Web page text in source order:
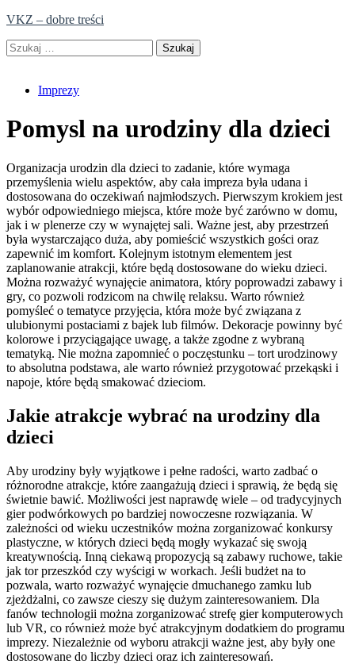
Skip
content
VKZ – dobre treści
Szukaj:
Imprezy
Pomysl na urodziny dla dzieci
Organizacja urodzin dla dzieci to zadanie, które wymaga
przemyślenia wielu aspektów, aby cała impreza była udana i
dostosowana do oczekiwań najmłodszych. Pierwszym krokiem jest
wybór odpowiedniego miejsca, które może być zarówno w domu,
jak i w plenerze czy w wynajętej sali. Ważne jest, aby przestrzeń
była wystarczająco duża, aby pomieścić wszystkich gości oraz
zapewnić im komfort. Kolejnym istotnym elementem jest
zaplanowanie atrakcji, które będą dostosowane do wieku dzieci.
Można rozważyć wynajęcie animatora, który poprowadzi zabawy i
gry, co pozwoli rodzicom na chwilę relaksu. Warto również
pomyśleć o tematyce przyjęcia, która może być związana z
ulubionymi postaciami z bajek lub filmów. Dekoracje powinny być
kolorowe i przyciągające uwagę, a także zgodne z wybraną
tematyką. Nie można zapomnieć o poczęstunku – tort urodzinowy
to absolutna podstawa, ale warto również przygotować przekąski i
napoje, które będą smakować dzieciom.
Jakie atrakcje wybrać na urodziny dla
dzieci
Aby urodziny były wyjątkowe i pełne radości, warto zadbać o
różnorodne atrakcje, które zaangażują dzieci i sprawią, że będą się
świetnie bawić. Możliwości jest naprawdę wiele – od tradycyjnych
gier podwórkowych po bardziej nowoczesne rozwiązania. W
zależności od wieku uczestników można zorganizować konkursy
plastyczne, w których dzieci będą mogły wykazać się swoją
kreatywnością. Inną ciekawą propozycją są zabawy ruchowe, takie
jak tor przeszkód czy wyścigi w workach. Jeśli budżet na to
pozwala, warto rozważyć wynajęcie dmuchanego zamku lub
zjeżdżalni, co zawsze cieszy się dużym zainteresowaniem. Dla
fanów technologii można zorganizować strefę gier komputerowych
lub VR, co również może być atrakcyjnym dodatkiem do programu
imprezy. Niezależnie od wyboru atrakcji ważne jest, aby były one
dostosowane do liczby dzieci oraz ich zainteresowań.